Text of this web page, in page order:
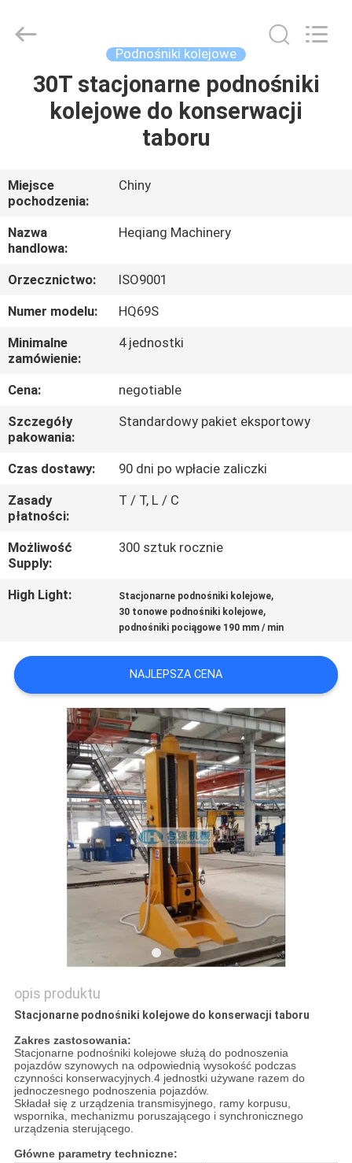
DOM
O
NAS
WYCIECZKA
PO
FABRYCE
KONTROLA
JAKOŚCI
SKONTAKTUJ
SIĘ
Z
NAMI
POPROSIĆ
O
SITEMAP
PRIVACY
POLICY
Limited
Podnośniki kolejowe
30T stacjonarne podnośniki
kolejowe do konserwacji
taboru
Miejsce
pochodzenia:
Chiny
Nazwa
handlowa:
Heqiang Machinery
Orzecznictwo:
ISO9001
Numer modelu:
HQ69S
Minimalne
zamówienie:
4 jednostki
Cena:
negotiable
Szczegóły
pakowania:
Standardowy pakiet eksportowy
Czas dostawy:
90 dni po wpłacie zaliczki
Zasady
płatności:
T / T, L / C
Możliwość
Supply:
300 sztuk rocznie
High Light: Stacjonarne podnośniki kolejowe,
30 tonowe podnośniki kolejowe,
podnośniki pociągowe 190 mm / min
NAJLEPSZA CENA
opis produktu
Stacjonarne podnośniki kolejowe do konserwacji taboru
Zakres zastosowania:
Stacjonarne podnośniki kolejowe służą do podnoszenia
pojazdów szynowych na odpowiednią wysokość podczas
czynności konserwacyjnych.4 jednostki używane razem do
jednoczesnego podnoszenia pojazdów.
Składał się z urządzenia transmisyjnego, ramy korpusu,
wspornika, mechanizmu poruszającego i synchronicznego
urządzenia sterującego.
Główne parametry techniczne: